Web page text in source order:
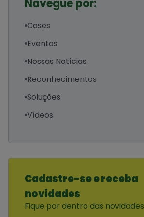
Navegue por:
Cases
Eventos
Nossas Notícias
Reconhecimentos
Soluções
Vídeos
Cadastre-se e receba
novidades
Fique por dentro das novidades